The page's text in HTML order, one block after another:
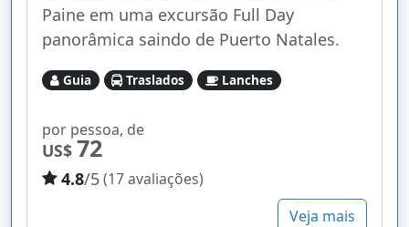
Paine em uma excursão Full Day
panorâmica saindo de Puerto Natales.
Guia Traslados Lanches
por pessoa, de
US$ 72
4.8/5(17 avaliações)
Veja mais